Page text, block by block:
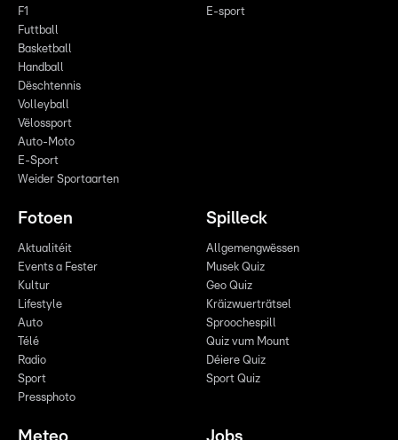
F1
Futtball
Basketball
Handball
Dëschtennis
Volleyball
Vëlossport
Auto-Moto
E-Sport
Weider Sportaarten
E-sport
Fotoen
Aktualitéit
Events a Fester
Kultur
Lifestyle
Auto
Télé
Radio
Sport
Pressphoto
Spilleck
Allgemengwëssen
Musek Quiz
Geo Quiz
Kräizwuerträtsel
Sproochespill
Quiz vum Mount
Déiere Quiz
Sport Quiz
Meteo Jobs